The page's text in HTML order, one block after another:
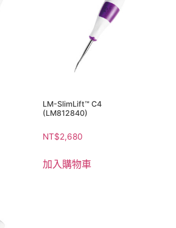
LM-SlimLift™ C4
(LM812840)
NT$2,680
加入購物車